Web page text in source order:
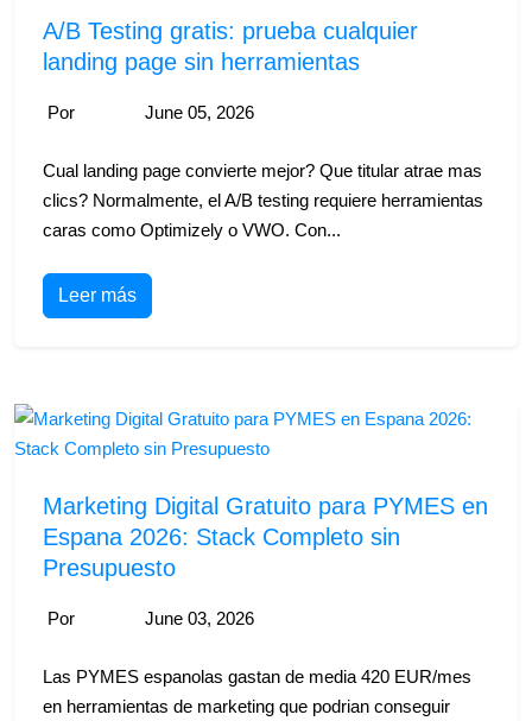
A/B Testing gratis: prueba cualquier
landing page sin herramientas
Por June 05, 2026
Cual landing page convierte mejor? Que titular atrae mas
clics? Normalmente, el A/B testing requiere herramientas
caras como Optimizely o VWO. Con...
Leer más
Marketing Digital Gratuito para PYMES en
Espana 2026: Stack Completo sin
Presupuesto
Por June 03, 2026
Las PYMES espanolas gastan de media 420 EUR/mes
en herramientas de marketing que podrian conseguir